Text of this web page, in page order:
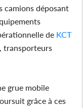
camions déposant
de KCT
transporteurs
grue mobile
grâce à ces